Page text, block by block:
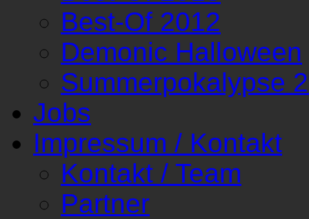
Best-Of 2012
Demonic Halloween
Summerpokalypse
Jobs
Impressum / Kontakt
Kontakt / Team
Partner